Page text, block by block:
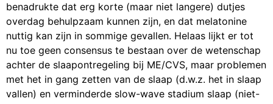
benadrukte dat erg korte (maar niet langere) dutjes
overdag behulpzaam kunnen zijn, en dat melatonine
nuttig kan zijn in sommige gevallen. Helaas lijkt er tot
nu toe geen consensus te bestaan over de wetenschap
achter de slaapontregeling bij ME/CVS, maar problemen
met het in gang zetten van de slaap (d.w.z. het in slaap
vallen) en verminderde slow-wave stadium slaap (niet-